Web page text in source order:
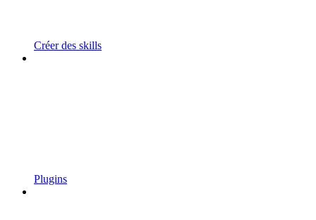
Créer des skills
Plugins